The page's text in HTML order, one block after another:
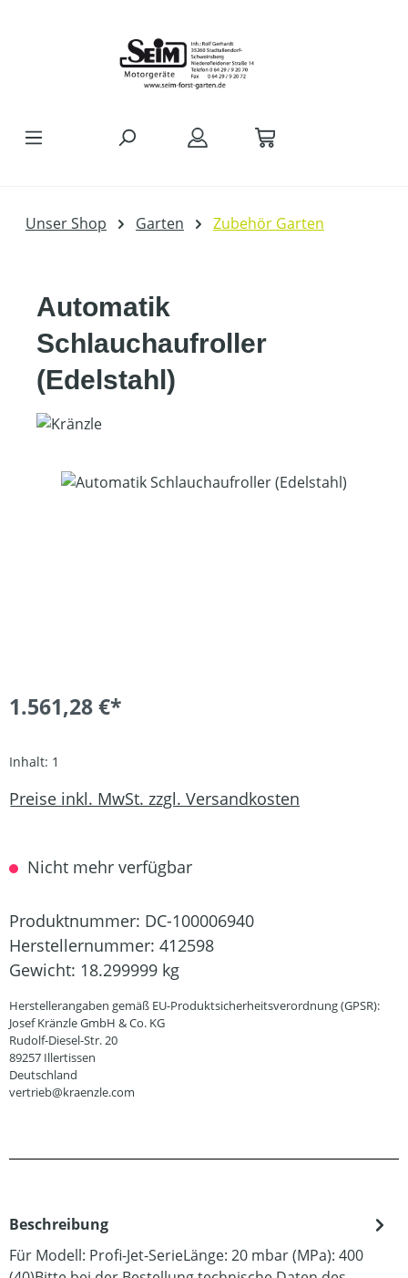
Unser Shop Garten Zubehör Garten
Automatik
Schlauchaufroller
(Edelstahl)
Bildergalerie überspringen
1.561,28 €*
Inhalt: 1
Preise inkl. MwSt. zzgl. Versandkosten
Nicht mehr verfügbar
Produktnummer: DC-100006940
Herstellernummer: 412598
Gewicht: 18.299999 kg
Herstellerangaben gemäß EU-Produktsicherheitsverordnung (GPSR):
Josef Kränzle GmbH & Co. KG
Rudolf-Diesel-Str. 20
89257 Illertissen
Deutschland
vertrieb@kraenzle.com
Beschreibung
Für Modell: Profi-Jet-SerieLänge: 20 mbar (MPa): 400